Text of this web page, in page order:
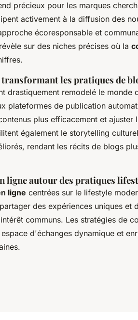
précieux pour les marques
activement à la diffusion des
écoresponsable et
sur des niches précises où la
les pratiques de
drastiquement remodelé le monde
plateformes de publication
plus efficacement et ajuster
également le storytelling
rendant les récits de blogs
ligne autour des pratiques
ligne centrées sur le lifestyle
des expériences uniques et
communs. Les stratégies de
d'échanges dynamique et